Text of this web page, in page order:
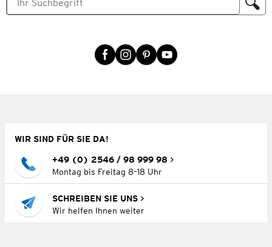
WIR SIND FÜR SIE DA!
+49 (0) 2546 / 98 999 98
Montag bis Freitag 8–18 Uhr
SCHREIBEN SIE UNS
Wir helfen Ihnen weiter